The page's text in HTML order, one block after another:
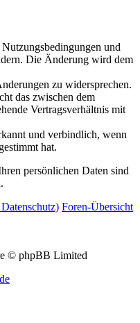
und
Die Änderung wird dem
zu widersprechen.
das zwischen dem
Vertragsverhältnis mit
und verbindlich, wenn
hat.
persönlichen Daten sind
Foren-Übersicht
© phpBB Limited